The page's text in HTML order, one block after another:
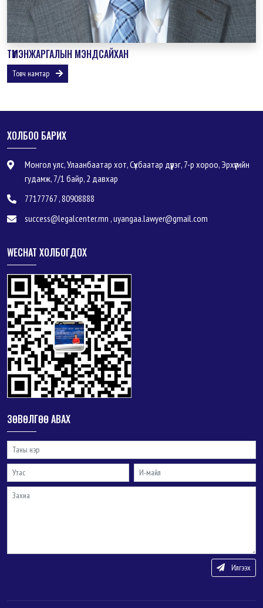
ТҮМЭНЖАРГАЛЫН МЭНДСАЙХАН
Товч намтар
ХОЛБОО БАРИХ
Монгол улс, Улаанбаатар хот, Сүхбаатар дүүрэг, 7-р хороо, Эрхүүгийн
гудамж, 7/1 байр, 2 давхар
77177767 , 80908888
success@legalcenter.mn , uyangaa.lawyer@gmail.com
WECHAT ХОЛБОГДОХ
ЗӨВӨЛГӨӨ АВАХ
Илгээх